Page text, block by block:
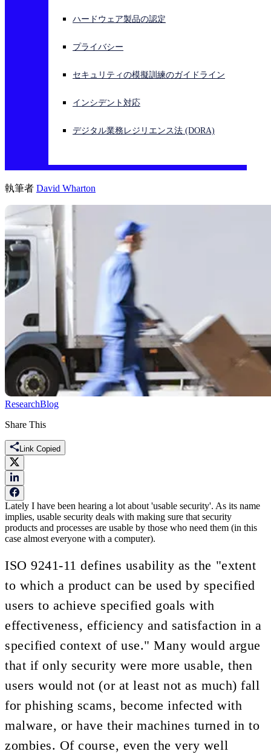
サイバー攻撃を受けている場合、連絡先はこちら
ハードウェア製品の認定
プライバシー
セキュリティの模擬訓練のガイドライン
インシデント対応
デジタル業務レジリエンス法 (DORA)
執筆者 David Wharton
ResearchBlog
Share This
Link Copied
Lately I have been hearing a lot about 'usable security'. As its name
implies, usable security deals with making sure that security
products and processes are usable by those who need them (in this
case almost everyone with a computer).
ISO 9241-11 defines usability as the "extent
to which a product can be used by specified
users to achieve specified goals with
effectiveness, efficiency and satisfaction in a
specified context of use." Many would argue
that if only security were more usable, then
users would not (or at least not as much) fall
for phishing scams, become infected with
malware, or have their machines turned in to
zombies. Of course, even the very well